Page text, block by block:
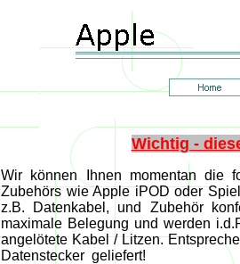
Wichtig -
Wir können Ihnen momentan die
Zubehörs wie Apple iPOD oder
z.B. Datenkabel, und Zubehör
maximale Belegung und werden
angelötete Kabel / Litzen.
Datenstecker geliefert!